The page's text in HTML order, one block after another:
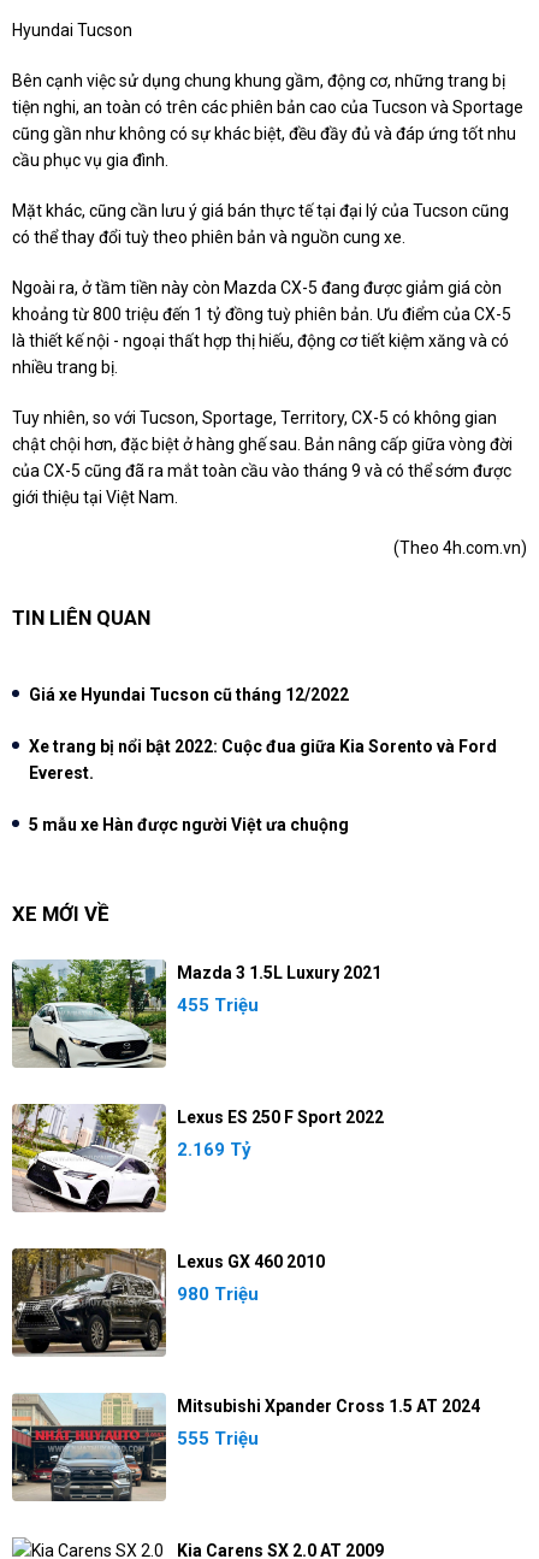
Hyundai Tucson
Bên cạnh việc sử dụng chung khung gầm, động cơ, những trang bị
tiện nghi, an toàn có trên các phiên bản cao của Tucson và Sportage
cũng gần như không có sự khác biệt, đều đầy đủ và đáp ứng tốt nhu
cầu phục vụ gia đình.
Mặt khác, cũng cần lưu ý giá bán thực tế tại đại lý của Tucson cũng
có thể thay đổi tuỳ theo phiên bản và nguồn cung xe.
Ngoài ra, ở tầm tiền này còn Mazda CX-5 đang được giảm giá còn
khoảng từ 800 triệu đến 1 tỷ đồng tuỳ phiên bản. Ưu điểm của CX-5
là thiết kế nội - ngoại thất hợp thị hiếu, động cơ tiết kiệm xăng và có
nhiều trang bị.
Tuy nhiên, so với Tucson, Sportage, Territory, CX-5 có không gian
chật chội hơn, đặc biệt ở hàng ghế sau. Bản nâng cấp giữa vòng đời
của CX-5 cũng đã ra mắt toàn cầu vào tháng 9 và có thể sớm được
giới thiệu tại Việt Nam.
(Theo 4h.com.vn)
TIN LIÊN QUAN
Giá xe Hyundai Tucson cũ tháng 12/2022
Xe trang bị nổi bật 2022: Cuộc đua giữa Kia Sorento và Ford
Everest.
5 mẫu xe Hàn được người Việt ưa chuộng
XE MỚI VỀ
Mazda 3 1.5L Luxury 2021
455 Triệu
Lexus ES 250 F Sport 2022
2.169 Tỷ
Lexus GX 460 2010
980 Triệu
Mitsubishi Xpander Cross 1.5 AT 2024
555 Triệu
Kia Carens SX 2.0 AT 2009